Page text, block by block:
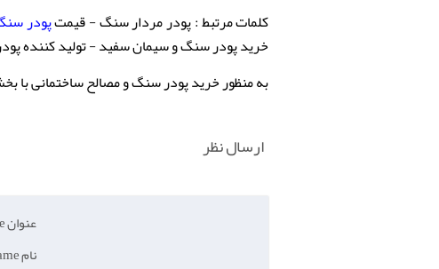
کلمات مرتبط : پودر مردار سنگ - قیمتپودر
خرید پودر سنگ و سیمان سفید - تولید کننده
به منظور خرید پودر سنگ و مصالح ساختمانی با بخش بازرگانی
ارسال نظر
عنوان Title:
نام Name: